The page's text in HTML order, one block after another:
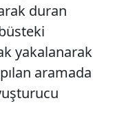
duran
yakalanarak
aramada